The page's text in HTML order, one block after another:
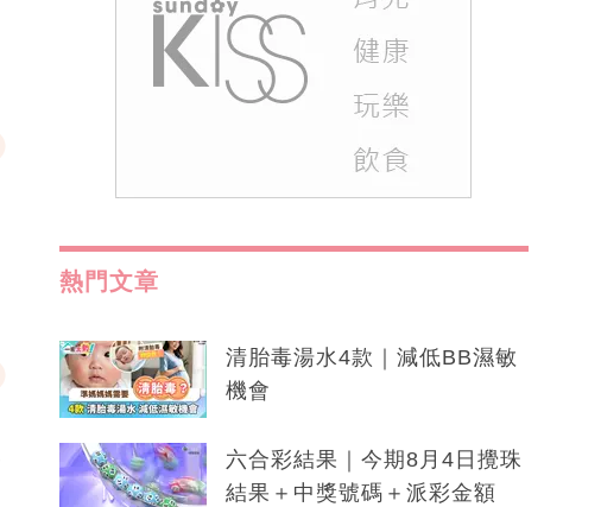
熱門文章
清胎毒湯水4款｜減低BB濕敏
機會
六合彩結果｜今期8月4日攪珠
結果＋中獎號碼＋派彩金額